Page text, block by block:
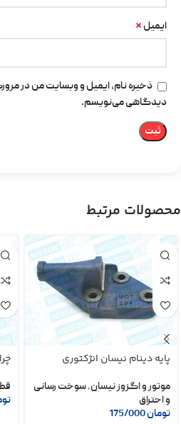
ایمیل *
ذخیره نام، ایمیل و وبسایت من در
دیدگاهی می‌نویسم.
محصولات مرتبط
پایه دینام نیسان انژکتوری
موتور و اگزوز نیسان,سوخت رسانی
و احتراق
تومان